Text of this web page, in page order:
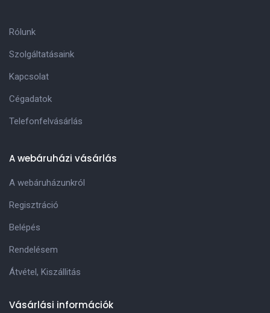
Rólunk
Szolgáltatásaink
Kapcsolat
Cégadatok
Telefonfelvásárlás
A webáruházi vásárlás
A webáruházunkról
Regisztráció
Belépés
Rendelésem
Átvétel, Kiszállitás
Vásárlási információk